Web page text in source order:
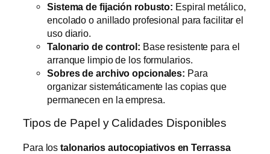
Sistema de fijación robusto: Espiral metálico,
encolado o anillado profesional para facilitar el
uso diario.
Talonario de control: Base resistente para el
arranque limpio de los formularios.
Sobres de archivo opcionales: Para
organizar sistemáticamente las copias que
permanecen en la empresa.
Tipos de Papel y Calidades Disponibles
Para lostalonarios autocopiativos en Terrassa